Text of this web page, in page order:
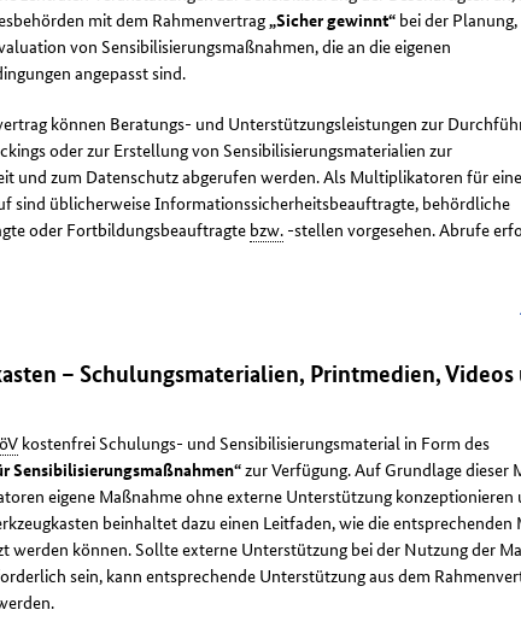
mit dem Rahmenvertrag„Sicher gewinnt“ bei der Planung,
von Sensibilisierungsmaßnahmen, die an die eigenen
angepasst sind.
können Beratungs- und Unterstützungsleistungen zur
oder zur Erstellung von Sensibilisierungsmaterialien zur
und zum Datenschutz abgerufen werden. Als Multiplikatoren für
sind üblicherweise Informationssicherheitsbeauftragte, behördliche
oder Fortbildungsbeauftragte bzw. -stellen vorgesehen. Abrufe
– Schulungsmaterialien, Printmedien, Videos
kostenfrei Schulungs- und Sensibilisierungsmaterial in Form des
Sensibilisierungsmaßnahmen“zur Verfügung. Auf Grundlage dieser
eigene Maßnahme ohne externe Unterstützung konzeptionieren
beinhaltet dazu einen Leitfaden, wie die entsprechenden
werden können. Sollte externe Unterstützung bei der Nutzung der
sein, kann entsprechende Unterstützung aus dem